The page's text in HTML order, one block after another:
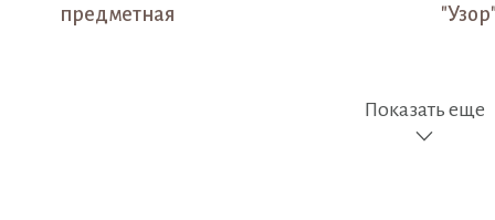
предметная
Показать еще